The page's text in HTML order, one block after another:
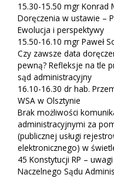
15.30-15.50 mgr Konrad
Doręczenia w ustawie –
Ewolucja i perspektywy
15.50-16.10 mgr Paweł
Czy zawsze data
pewną? Refleksje na tle
sąd administracyjny
16.10-16.30 dr hab.
WSA w Olsztynie
Brak możliwości
administracyjnymi za
(publicznej usługi
elektronicznego) w
45 Konstytucji RP –
Naczelnego Sądu